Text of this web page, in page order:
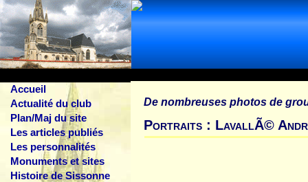
Accueil
Actualité du club
Plan/Maj du site
Les articles publiés
Les personnalités
Monuments et sites
Histoire de Sissonne
De nombreuses photos de
Portraits : LavallÃ©